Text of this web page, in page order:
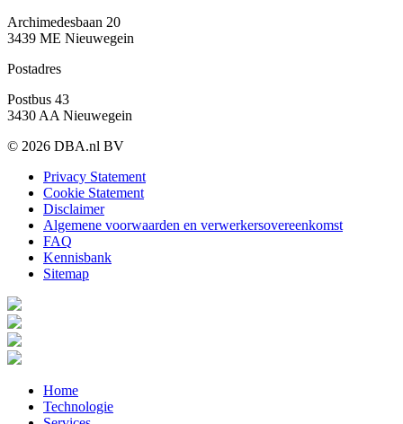
Archimedesbaan 20
3439 ME Nieuwegein
Postadres
Postbus 43
3430 AA Nieuwegein
© 2026 DBA.nl BV
Privacy Statement
Cookie Statement
Disclaimer
Algemene voorwaarden en verwerkersovereenkomst
FAQ
Kennisbank
Sitemap
Home
Technologie